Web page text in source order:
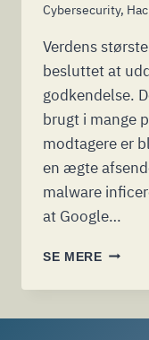
Cybersecurity,
Verdens
besluttet at
godkendelse.
brugt i mange
modtagere er
en ægte
malware
at Google…
SE MERE
USB-